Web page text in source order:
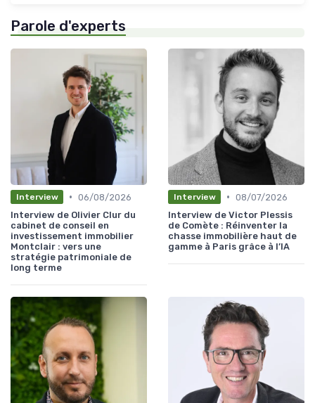
Parole d'experts
Interview • 06/08/2026
Interview de Olivier Clur du
cabinet de conseil en
investissement immobilier
Montclair : vers une
stratégie patrimoniale de
long terme
Interview • 08/07/2026
Interview de Victor Plessis
de Comète : Réinventer la
chasse immobilière haut de
gamme à Paris grâce à l’IA